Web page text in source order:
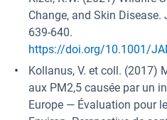
Change, and Skin
639-640.
https://doi.org/10.1001/
Kollanus, V. et coll. (2017)
aux PM2,5 causée par un
Europe — Évaluation pour